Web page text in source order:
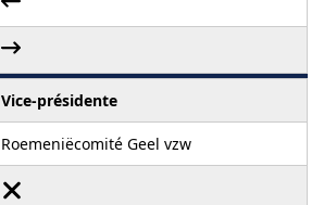
Vice-présidente
Roemeniëcomité Geel vzw